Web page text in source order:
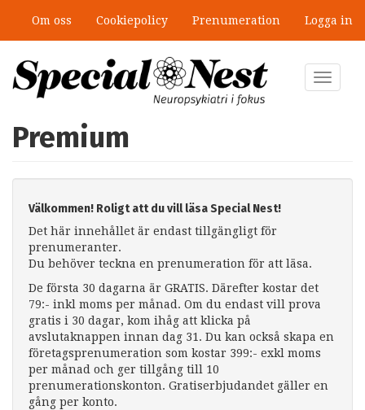
huvudinnehåll
Om oss Cookiepolicy Prenumeration Logga in
Toggle
Premium
Välkommen! Roligt att du vill läsa Special Nest!
Det här innehållet är endast tillgängligt för
prenumeranter.
Du behöver teckna en prenumeration för att läsa.
De första 30 dagarna är GRATIS. Därefter kostar det
79:- inkl moms per månad. Om du endast vill prova
gratis i 30 dagar, kom ihåg att klicka på
avslutaknappen innan dag 31. Du kan också skapa en
företagsprenumeration som kostar 399:- exkl moms
per månad och ger tillgång till 10
prenumerationskonton. Gratiserbjudandet gäller en
gång per konto.